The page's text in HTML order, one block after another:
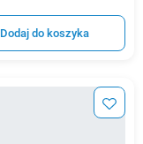
Dodaj do koszyka